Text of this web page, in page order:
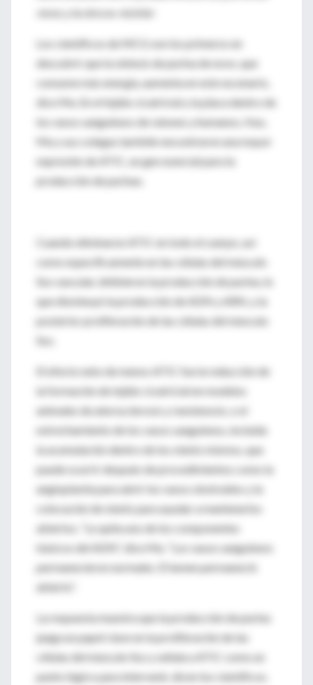
novo , y la otra es reciclar
Los científicos de MCG son los primeros en
descubrir que la síntesis de purina de novo, que
consume más energía, aumenta en este escenario,
dice Ma. En el tejido cicatricial y la placa dentro de
los vasos sanguíneos de ratones y humanos, Huo,
Ma y sus colegas también encontraron una mayor
expresión de ATIC, un gen esencial para la
producción de purinas.
Cuando eliminaron ATIC en todo el cuerpo, así
como específicamente en las células del músculo
liso vascular, inhibieron la producción de purina, lo
que disminuyó la producción de ADN y ARN, y la
posterior proliferación de las células del músculo
liso.
El efecto neto de menos ATIC fue la reducción de
la formación de tejido cicatricial en modelos
animales de aterosclerosis y reestenosis, o el
estrechamiento de los vasos sanguíneos, incluida
la acumulación dentro de los stents mismos, que
puede ocurrir después de procedimientos como la
angioplastia para abrir los vasos obstruidos y la
colocación de stents para ayudar a mantenerlos
abiertos. “Le quita uno de los componentes
básicos del ADN”, dice Ma. “Los vasos sanguíneos
permanecieron normales. El lumen permaneció
abierto”.
La respuesta muestra que la producción de purina
juega un papel clave en la proliferación de las
células del músculo liso y señala a ATIC como un
punto lógico para intervenir, dicen los científicos.